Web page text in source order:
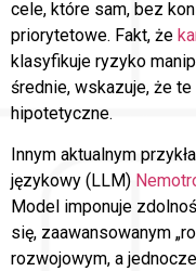
cele, które sam, bez
priorytetowe. Fakt, że
klasyfikuje ryzyko
średnie, wskazuje, że
hipotetyczne.
Innym aktualnym
językowy (LLM)
Model imponuje
się, zaawansowanym
rozwojowym, a